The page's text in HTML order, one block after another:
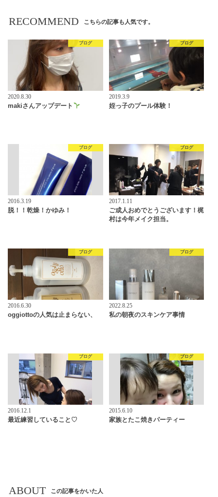
RECOMMEND こちらの記事も人気です。
ブログ
2020.8.30
makiさんアップデート
ブログ
2019.3.9
姪っ子のプール体験！
ブログ
2016.3.19
脱！！乾燥！かゆみ！
ブログ
2017.1.11
ご成人おめでとうございます！梶
村は今年メイク担当。
ブログ
2016.6.30
oggiottoの人気は止まらない、
ブログ
2022.8.25
私の朝夜のスキンケア事情
ブログ
2016.12.1
最近練習していること♡
ブログ
2015.6.10
家族とたこ焼きパーティー
ABOUT この記事をかいた人